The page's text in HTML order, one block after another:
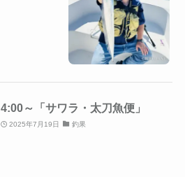
4:00～「サワラ・太刀魚便」
2025年7月19日 釣果